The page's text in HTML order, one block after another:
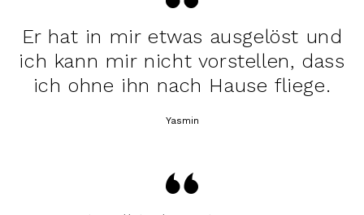
Er hat in mir etwas ausgelöst und
ich kann mir nicht vorstellen, dass
ich ohne ihn nach Hause fliege.
Yasmin